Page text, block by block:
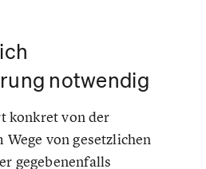
notwendig
konkret von der
von gesetzlichen
gegebenenfalls